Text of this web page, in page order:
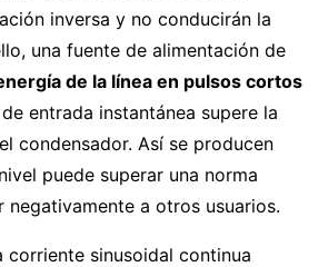
inversa y no conducirán la
una fuente de alimentación de
de la línea en pulsos cortos
entrada instantánea supere la
condensador. Así se producen
puede superar una norma
a otros usuarios.
corriente sinusoidal continua